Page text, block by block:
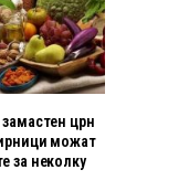
црн
можат
за неколку